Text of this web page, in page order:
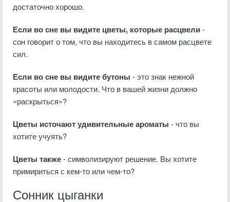
достаточно хорошо.
Если во сне вы видите цветы, которые расцвели-
сон говорит о том, что вы находитесь в самом расцвете
сил.
Если во сне вы видите бутоны - это знак нежной
красоты или молодости. Что в вашей жизни должно
«раскрыться»?
Цветы источают удивительные ароматы - что вы
хотите учуять?
Цветы также- символизируют решение. Вы хотите
примириться с кем-то или чем-то?
Сонник цыганки